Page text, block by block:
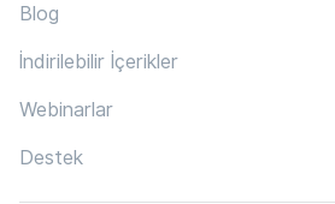
Blog
İndirilebilir İçerikler
Webinarlar
Destek